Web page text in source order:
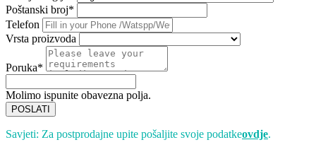
Poštanski broj*
Telefon
Vrsta proizvoda
Poruka*
Molimo ispunite obavezna polja.
POSLATI
Savjeti: Za postprodajne upite pošaljite svoje podatkeovdje.